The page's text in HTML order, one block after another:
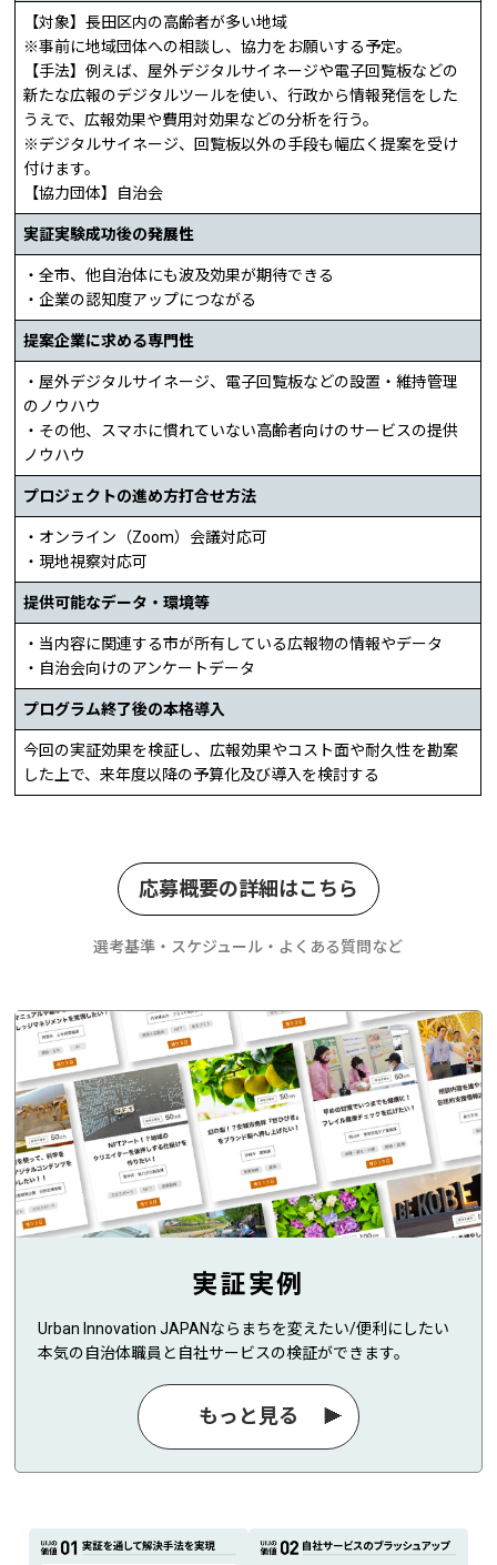
【対象】長田区内の高齢者が多い地域
※事前に地域団体への相談し、協力をお願いする予定。
【手法】例えば、屋外デジタルサイネージや電子回覧板などの
新たな広報のデジタルツールを使い、行政から情報発信をした
うえで、広報効果や費用対効果などの分析を行う。
※デジタルサイネージ、回覧板以外の手段も幅広く提案を受け
付けます。
【協力団体】自治会
実証実験成功後の発展性
・全市、他自治体にも波及効果が期待できる
・企業の認知度アップにつながる
提案企業に求める専門性
・屋外デジタルサイネージ、電子回覧板などの設置・維持管理
のノウハウ
・その他、スマホに慣れていない高齢者向けのサービスの提供
ノウハウ
プロジェクトの進め方打合せ方法
・オンライン（Zoom）会議対応可
・現地視察対応可
提供可能なデータ・環境等
・当内容に関連する市が所有している広報物の情報やデータ
・自治会向けのアンケートデータ
プログラム終了後の本格導入
今回の実証効果を検証し、広報効果やコスト面や耐久性を勘案
した上で、来年度以降の予算化及び導入を検討する
応募概要の詳細はこちら
選考基準・スケジュール・よくある質問など
実証実例
Urban Innovation JAPANならまちを変えたい/便利にしたい
本気の自治体職員と自社サービスの検証ができます。
もっと見る